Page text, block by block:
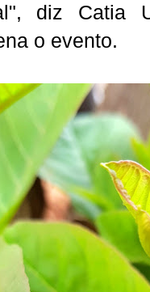
diz Catia
o evento.